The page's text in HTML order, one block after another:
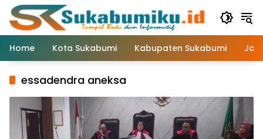
Langsung
konten
Home
Kota Sukabumi Kabupaten Sukabumi
essadendra aneksa